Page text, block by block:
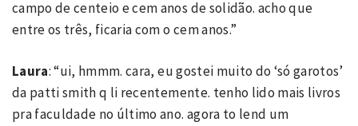
campo de centeio e cem anos de solidão. acho que
entre os três, ficaria com o cem anos.”
Laura: “ui, hmmm. cara, eu gostei muito do ‘só garotos’
da patti smith q li recentemente. tenho lido mais livros
pra faculdade no último ano. agora to lend um